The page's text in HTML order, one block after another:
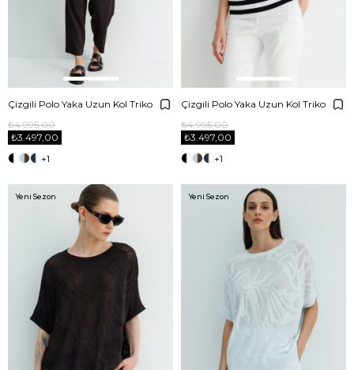
Çizgili Polo Yaka Uzun Kol Triko
₺3.497,00
₺4.995,00
+1
Çizgili Polo Yaka Uzun Kol Triko
₺3.497,00
₺4.995,00
+1
Yeni Sezon Yeni Sezon